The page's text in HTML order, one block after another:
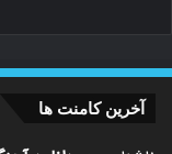
آخرین کامنت ها